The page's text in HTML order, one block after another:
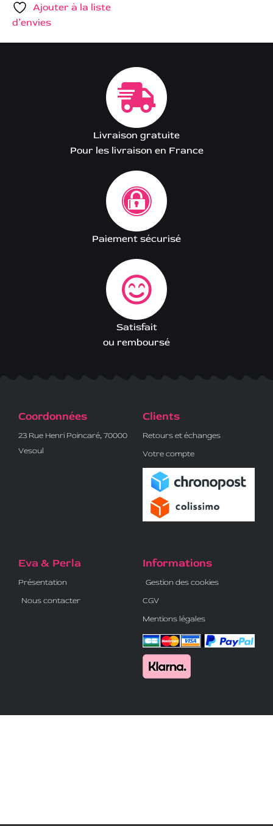
Ajouter à la liste
d’envies
Livraison gratuite
Pour les livraison en France
Paiement sécurisé
Satisfait
ou remboursé
Coordonnées
23 Rue Henri Poincaré, 70000
Vesoul
Clients
Retours et échanges
Votre compte
Eva & Perla
Présentation
Nous contacter
Informations
Gestion des cookies
CGV
Mentions légales